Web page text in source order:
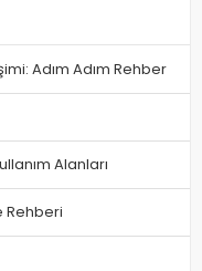
Adım Adım Rehber
Alanları
Rehberi